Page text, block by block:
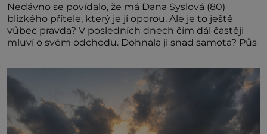
Nedávno se povídalo, že má Dana Syslová (80)
blízkého přítele, který je jí oporou. Ale je to ještě
vůbec pravda? V posledních dnech čím dál častěji
mluví o svém odchodu. Dohnala ji snad samota? Půs